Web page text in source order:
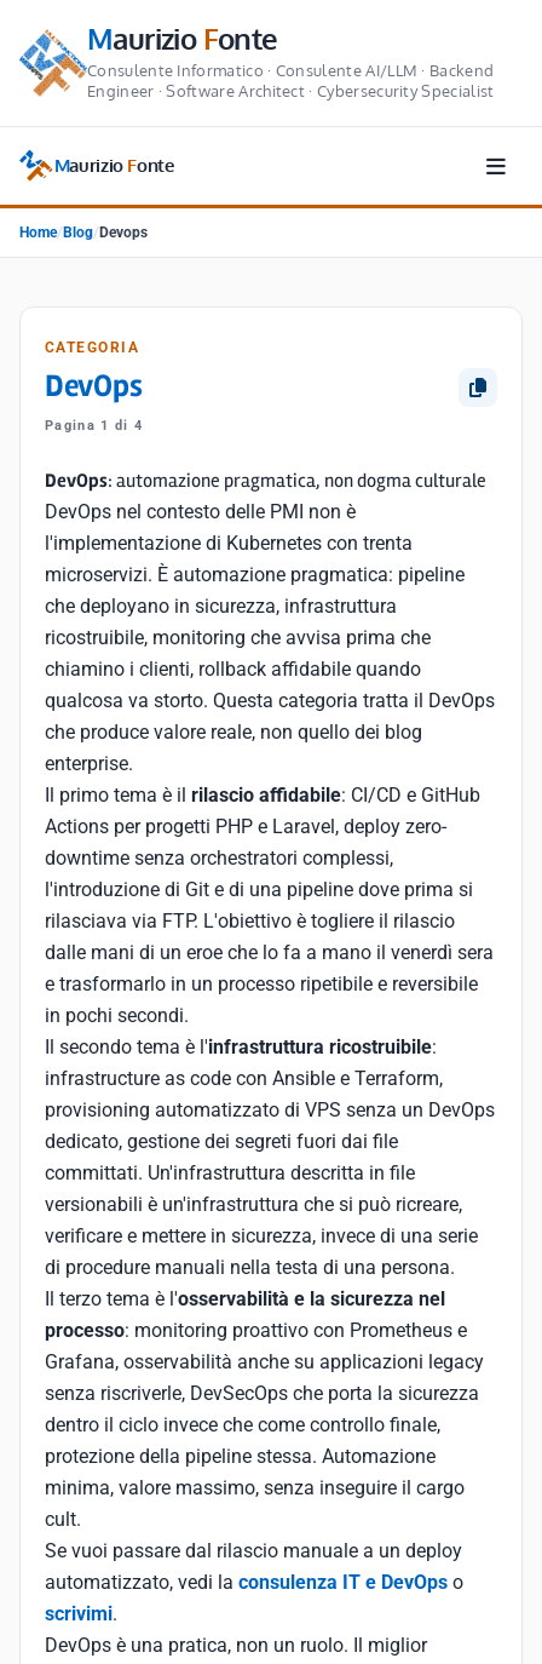
MaurizioFonte
Consulente Informatico · Consulente AI/LLM · Backend
Engineer · Software Architect · Cybersecurity Specialist
Maurizio Fonte
Home/ Blog/ Devops
CATEGORIA
DevOps
Pagina 1 di 4
DevOps: automazione pragmatica, non dogma culturale
DevOps nel contesto delle PMI non è
l'implementazione di Kubernetes con trenta
microservizi. È automazione pragmatica: pipeline
che deployano in sicurezza, infrastruttura
ricostruibile, monitoring che avvisa prima che
chiamino i clienti, rollback affidabile quando
qualcosa va storto. Questa categoria tratta il DevOps
che produce valore reale, non quello dei blog
enterprise.
Il primo tema è il rilascio affidabile: CI/CD e GitHub
Actions per progetti PHP e Laravel, deploy zero-
downtime senza orchestratori complessi,
l'introduzione di Git e di una pipeline dove prima si
rilasciava via FTP. L'obiettivo è togliere il rilascio
dalle mani di un eroe che lo fa a mano il venerdì sera
e trasformarlo in un processo ripetibile e reversibile
in pochi secondi.
Il secondo tema è l'infrastruttura ricostruibile:
infrastructure as code con Ansible e Terraform,
provisioning automatizzato di VPS senza un DevOps
dedicato, gestione dei segreti fuori dai file
committati. Un'infrastruttura descritta in file
versionabili è un'infrastruttura che si può ricreare,
verificare e mettere in sicurezza, invece di una serie
di procedure manuali nella testa di una persona.
Il terzo tema è l'osservabilità e la sicurezza nel
processo: monitoring proattivo con Prometheus e
Grafana, osservabilità anche su applicazioni legacy
senza riscriverle, DevSecOps che porta la sicurezza
dentro il ciclo invece che come controllo finale,
protezione della pipeline stessa. Automazione
minima, valore massimo, senza inseguire il cargo
cult.
Se vuoi passare dal rilascio manuale a un deploy
automatizzato, vedi la consulenza IT e DevOps o
scrivimi.
DevOps è una pratica, non un ruolo. Il miglior